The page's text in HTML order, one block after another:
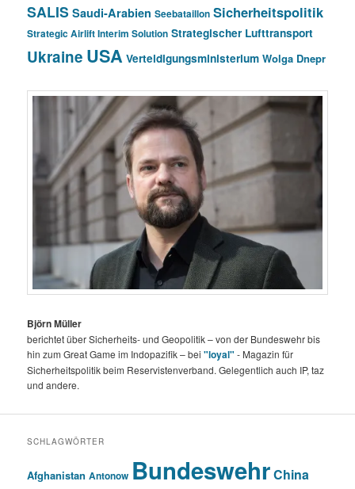
SALIS Saudi-Arabien Seebataillon Sicherheitspolitik
Strategic Airlift Interim Solution Strategischer Lufttransport
Ukraine USA Verteidigungsministerium Wolga Dnepr
Björn Müller
berichtet über Sicherheits- und Geopolitik – von der Bundeswehr bis
hin zum Great Game im Indopazifik – bei"loyal" - Magazin für
Sicherheitspolitik beim Reservistenverband. Gelegentlich auch IP, taz
und andere.
SCHLAGWÖRTER
Afghanistan Antonow BundeswehrChina